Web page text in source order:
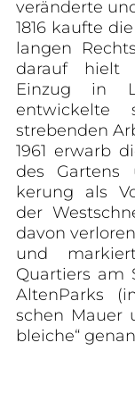
veränderte
1816 kaufte
langen
darauf hielt
Einzug in
strebenden
1961 erwarb
des
kerung als
der
davon
und
Quartiers am
Alten­Parks
schen Mauer
bleiche“